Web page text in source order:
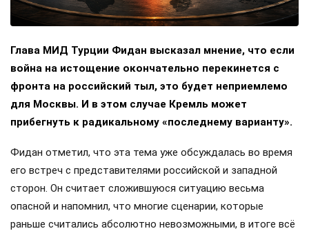
Глава МИД Турции Фидан высказал мнение, что если
война на истощение окончательно перекинется с
фронта на российский тыл, это будет неприемлемо
для Москвы. И в этом случае Кремль может
прибегнуть к радикальному «последнему варианту».
Фидан отметил, что эта тема уже обсуждалась во время
его встреч с представителями российской и западной
сторон. Он считает сложившуюся ситуацию весьма
опасной и напомнил, что многие сценарии, которые
раньше считались абсолютно невозможными, в итоге всё